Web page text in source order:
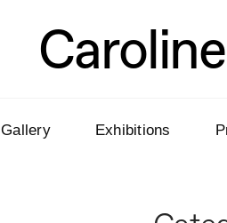
Gallery Exhibitions